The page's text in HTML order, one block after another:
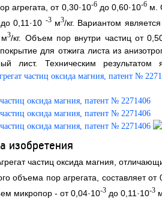
агрегата, от 0,30·10-6до 0,60·10-6 м.
0,11·10 -3м3/кг. Вариантом
3/кг. Объем пор внутри частиц от
для отжига листа из
лист. Техническим
изобретения
частиц оксида магния,
объема пор агрегата, составляет от
микропор - от 0,04·10-3до 0,11·10-3